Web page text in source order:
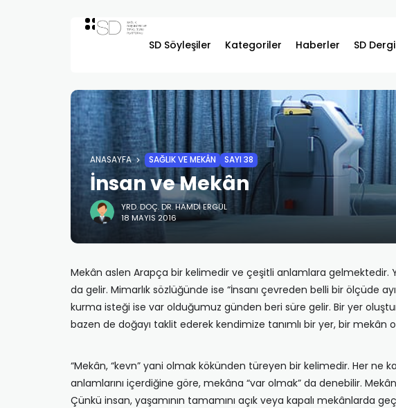
SD Söyleşiler Kategoriler Haberler SD Dergi
ANASAYFA SAĞLIK VE MEKÂN SAYI 38
İnsan ve Mekân
YRD. DOÇ. DR. HAMDI ERGÜL
18 MAYIS 2016
Mekân aslen Arapça bir kelimedir ve çeşitli anlamlara gelmektedir.
da gelir. Mimarlık sözlüğünde ise “İnsanı çevreden belli bir ölçüde
kurma isteği ise var olduğumuz günden beri süre gelir. Bir yer
bazen de doğayı taklit ederek kendimize tanımlı bir yer, bir mekân
“Mekân, “kevn” yani olmak kökünden türeyen bir kelimedir. Her ne
anlamlarını içerdiğine göre, mekâna “var olmak” da denebilir.
Çünkü insan, yaşamının tamamını açık veya kapalı mekânlarda